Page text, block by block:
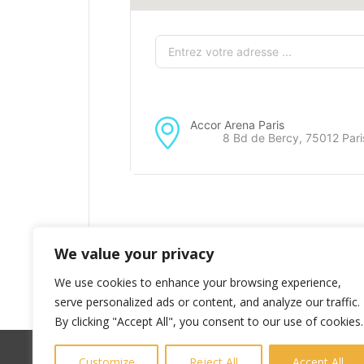
We value your privacy
We use cookies to enhance your browsing experience,
serve personalized ads or content, and analyze our traffic.
By clicking "Accept All", you consent to our use of cookies.
Accor Arena Paris
8 Bd de Bercy, 75012